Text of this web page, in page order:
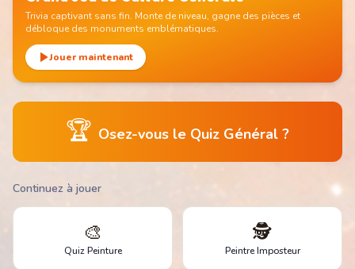
Trivia captivant sans fin. Monte de niveau, gagne des pièces et
débloque des monuments emblématiques.
Jouer maintenant
🏆 Osez-vous le Quiz Général ?
Continuez à jouer
🎨
Quiz Peinture
🕵️
Peintre Imposteur